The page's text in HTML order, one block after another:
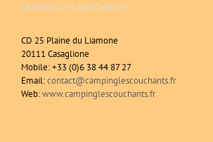
CAMPING LES COUCHANTS
CD 25 Plaine du Liamone
20111 Casaglione
Mobile: +33 (0)6 38 44 87 27
Email:contact@campinglescouchants.fr
Web:www.campinglescouchants.fr